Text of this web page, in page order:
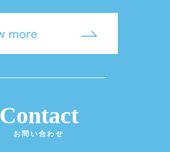
Contact
お問い合わせ